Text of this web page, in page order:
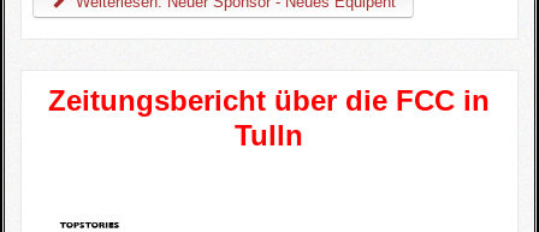
Zeitungsbericht über die FCC in
Tulln